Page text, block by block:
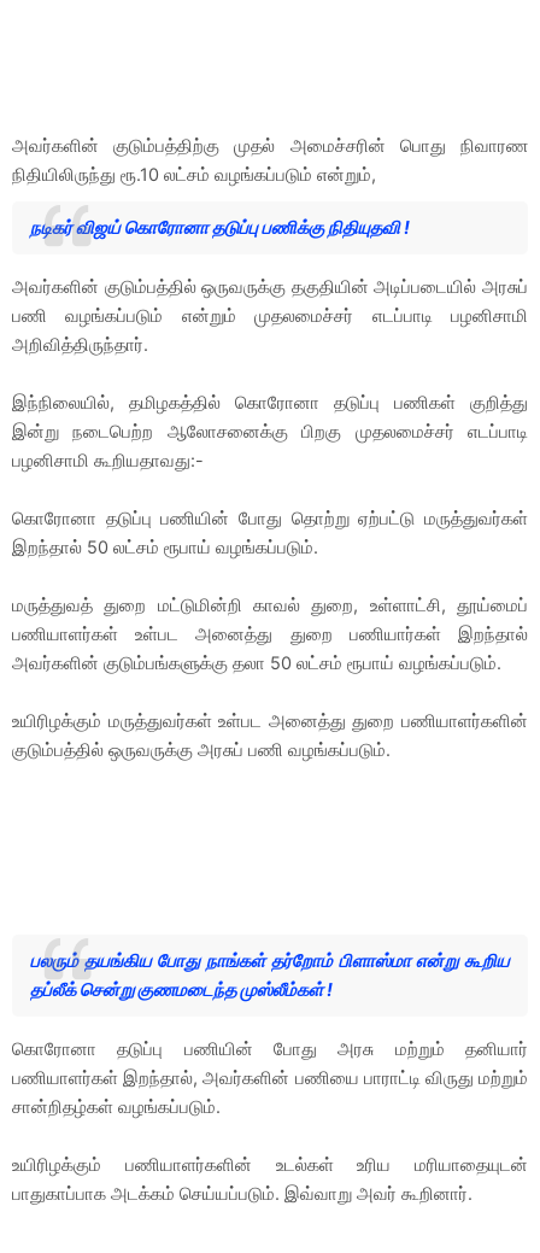
அவர்களின் குடும்பத்திற்கு முதல் அமைச்சரின் பொது நிவாரண
நிதியிலிருந்து ரூ.10 லட்சம் வழங்கப்படும் என்றும்,
நடிகர் விஜய் கொரோனா தடுப்பு பணிக்கு நிதியுதவி !
அவர்களின் குடும்பத்தில் ஒருவருக்கு தகுதியின் அடிப்படையில் அரசுப்
பணி வழங்கப்படும் என்றும் முதலமைச்சர் எடப்பாடி பழனிசாமி
அறிவித்திருந்தார்.
இந்நிலையில், தமிழகத்தில் கொரோனா தடுப்பு பணிகள் குறித்து
இன்று நடைபெற்ற ஆலோசனைக்கு பிறகு முதலமைச்சர் எடப்பாடி
பழனிசாமி கூறியதாவது:-
கொரோனா தடுப்பு பணியின் போது தொற்று ஏற்பட்டு மருத்துவர்கள்
இறந்தால் 50 லட்சம் ரூபாய் வழங்கப்படும்.
மருத்துவத் துறை மட்டுமின்றி காவல் துறை, உள்ளாட்சி, தூய்மைப்
பணியாளர்கள் உள்பட அனைத்து துறை பணியார்கள் இறந்தால்
அவர்களின் குடும்பங்களுக்கு தலா 50 லட்சம் ரூபாய் வழங்கப்படும்.
உயிரிழக்கும் மருத்துவர்கள் உள்பட அனைத்து துறை பணியாளர்களின்
குடும்பத்தில் ஒருவருக்கு அரசுப் பணி வழங்கப்படும்.
பலரும் தயங்கிய போது நாங்கள் தர்றோம் பிளாஸ்மா என்று கூறிய
தப்லீக் சென்று குணமடைந்த முஸ்லீம்கள் !
கொரோனா தடுப்பு பணியின் போது அரசு மற்றும் தனியார்
பணியாளர்கள் இறந்தால், அவர்களின் பணியை பாராட்டி விருது மற்றும்
சான்றிதழ்கள் வழங்கப்படும்.
உயிரிழக்கும் பணியாளர்களின் உடல்கள் உரிய மரியாதையுடன்
பாதுகாப்பாக அடக்கம் செய்யப்படும். இவ்வாறு அவர் கூறினார்.